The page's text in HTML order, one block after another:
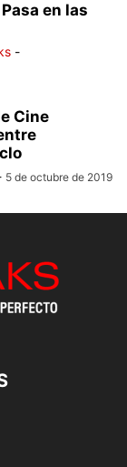
en las
-
Cine
5 de octubre de 2019